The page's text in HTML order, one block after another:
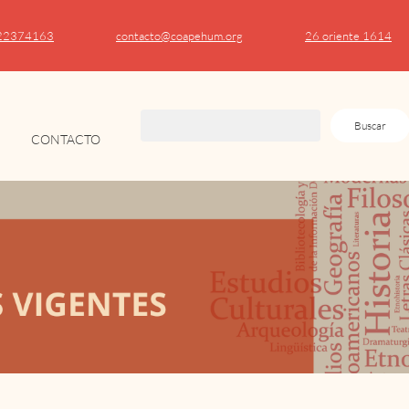
contacto@coapehum.org 26 oriente 1614
CONTACTO
Buscar